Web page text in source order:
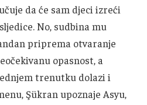
da će sam djeci izreći
No, sudbina mu
priprema otvaranje
opasnost, a
trenutku dolazi i
Şükran upoznaje Asyu,